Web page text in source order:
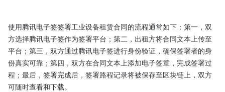
使用腾讯电子签签署工业设备租赁合同的流程通常如下：第一，双
方选择腾讯电子签作为签署平台；第二，出租方将合同文本上传至
平台；第三，双方通过腾讯电子签进行身份验证，确保签署者的身
份真实可靠；第四，双方在合同文本上添加电子签章，完成签署过
程；最后，签署完成后，签署路程记录将被保存至区块链上，双方
可随时查看和下载。